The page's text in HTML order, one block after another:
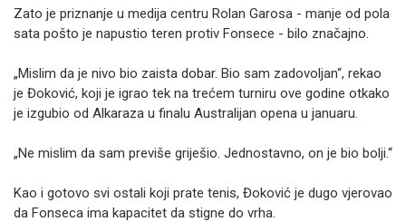
Zato je priznanje u medija centru Rolan Garosa - manje od pola
sata pošto je napustio teren protiv Fonsece - bilo značajno.
„Mislim da je nivo bio zaista dobar. Bio sam zadovoljan“, rekao
je Đoković, koji je igrao tek na trećem turniru ove godine otkako
je izgubio od Alkaraza u finalu Australijan opena u januaru.
„Ne mislim da sam previše griješio. Jednostavno, on je bio bolji.“
Kao i gotovo svi ostali koji prate tenis, Đoković je dugo vjerovao
da Fonseca ima kapacitet da stigne do vrha.